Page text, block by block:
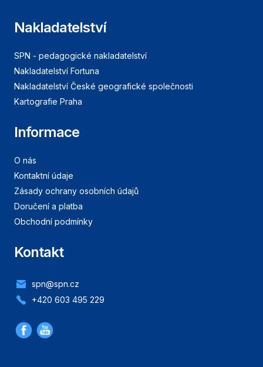
Nakladatelství
SPN - pedagogické nakladatelství
Nakladatelství Fortuna
Nakladatelství České geografické společnosti
Kartografie Praha
Informace
O nás
Kontaktní údaje
Zásady ochrany osobních údajů
Doručení a platba
Obchodní podmínky
Kontakt
spn@spn.cz
+420 603 495 229